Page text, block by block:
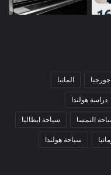
المانيا
دراسة هولندا
النمسا سياحة ايطاليا
سياحة هولندا